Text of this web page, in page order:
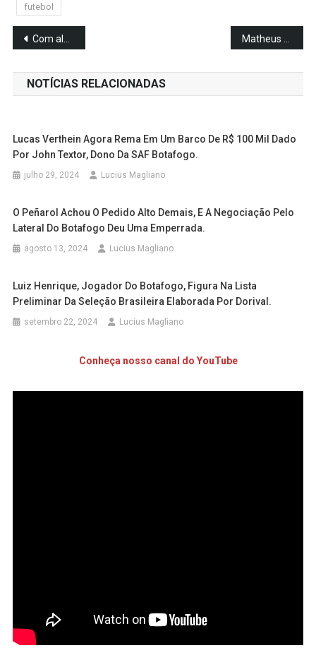
futebol
Navegação
de
Post
Com algumas mudanças no time, o Botafogo vai encarar o Cruzeiro pelo Brasileirão.
NOTÍCIAS RELACIONADAS
Lucas Verthein Agora Rema Em Um Barco De R$ 100 Mil Dado
Por John Textor, Dono Da SAF Botafogo.
julho 29, 2024 Lucius Magliano
O Peñarol Achou O Pedido Alto Demais, E A Negociação Pelo
Lateral Do Botafogo Deu Uma Emperrada.
agosto 13, 2024 Lucius Magliano
Luiz Henrique, Jogador Do Botafogo, Figura Na Lista
Preliminar Da Seleção Brasileira Elaborada Por Dorival.
setembro 22, 2024 Lucius Magliano
Conheça nosso canal do YouTube